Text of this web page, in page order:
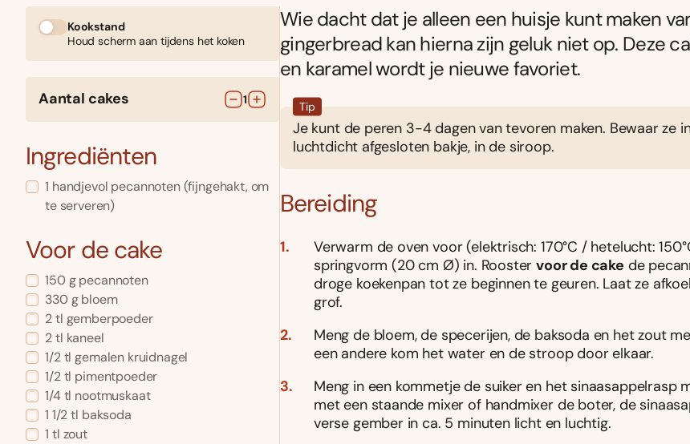
Kookstand
Houd scherm aan tijdens het koken
Aantal cakes 1
Ingrediënten
1 handjevol pecannoten(fijngehakt, om
te serveren)
Voor de cake
150 g pecannoten
330 g bloem
2tl gemberpoeder
2tl kaneel
1/2 tl gemalen kruidnagel
1/2 tl pimentpoeder
1/4 tl nootmuskaat
1 1/2 tl baksoda
1 tl zout
Wie dacht dat je alleen een huisje kunt maken
gingerbread kan hierna zijn geluk niet op. Deze
en karamel wordt je nieuwe favoriet.
Tip
Je kunt de peren 3-4 dagen van tevoren maken. Bewaar ze
luchtdicht afgesloten bakje, in de siroop.
Bereiding
Verwarm de oven voor (elektrisch: 170°C / hetelucht:
springvorm (20 cm Ø) in. Roostervoor de cake de
droge koekenpan tot ze beginnen te geuren. Laat ze
grof.
Meng de bloem, de specerijen, de baksoda en het zout
een andere kom het water en de stroop door elkaar.
Meng in een kommetje de suiker en het sinaasappelrasp
met een staande mixer of handmixer de boter, de
verse gember in ca. 5 minuten licht en luchtig.